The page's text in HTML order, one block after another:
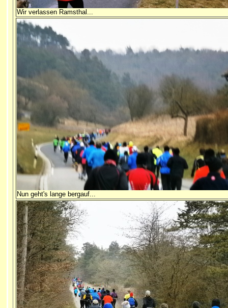
Wir verlassen Ramsthal...
Nun geht's lange bergauf...